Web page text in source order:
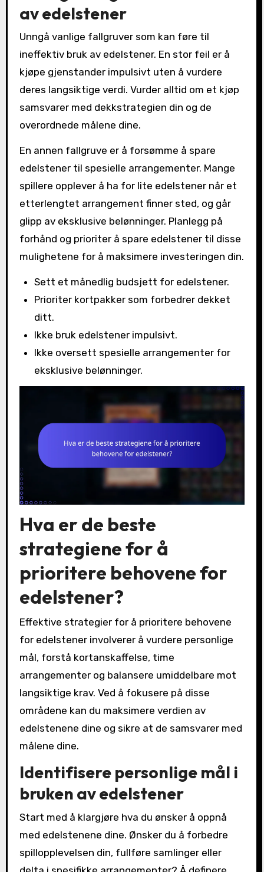
av edelstener
Unngå vanlige fallgruver som kan føre til
ineffektiv bruk av edelstener. En stor feil er å
kjøpe gjenstander impulsivt uten å vurdere
deres langsiktige verdi. Vurder alltid om et kjøp
samsvarer med dekkstrategien din og de
overordnede målene dine.
En annen fallgruve er å forsømme å spare
edelstener til spesielle arrangementer. Mange
spillere opplever å ha for lite edelstener når et
etterlengtet arrangement finner sted, og går
glipp av eksklusive belønninger. Planlegg på
forhånd og prioriter å spare edelstener til disse
mulighetene for å maksimere investeringen din.
Sett et månedlig budsjett for edelstener.
Prioriter kortpakker som forbedrer dekket
ditt.
Ikke bruk edelstener impulsivt.
Ikke oversett spesielle arrangementer for
eksklusive belønninger.
Hva er de beste
strategiene for å
prioritere behovene for
edelstener?
Effektive strategier for å prioritere behovene
for edelstener involverer å vurdere personlige
mål, forstå kortanskaffelse, time
arrangementer og balansere umiddelbare mot
langsiktige krav. Ved å fokusere på disse
områdene kan du maksimere verdien av
edelstenene dine og sikre at de samsvarer med
målene dine.
Identifisere personlige mål i
bruken av edelstener
Start med å klargjøre hva du ønsker å oppnå
med edelstenene dine. Ønsker du å forbedre
spillopplevelsen din, fullføre samlinger eller